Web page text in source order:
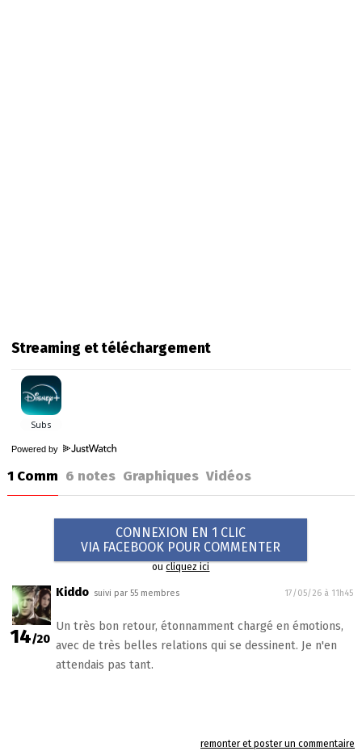
Streaming et téléchargement
Powered by
1 Comm 6 notes Graphiques Vidéos
CONNEXION EN 1 CLIC
VIA FACEBOOK POUR COMMENTER
oucliquez ici
14/20
Kiddo suivi par 55 membres 17/05/26 à 11h45
Un très bon retour, étonnamment chargé en émotions,
avec de très belles relations qui se dessinent. Je n'en
attendais pas tant.
remonter et poster un commentaire